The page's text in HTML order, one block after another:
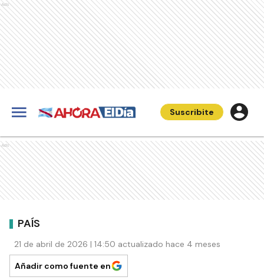
Ads
Suscribite
Ads
PAÍS
21 de abril de 2026 | 14:50 actualizado hace 4 meses
Añadir como fuente en